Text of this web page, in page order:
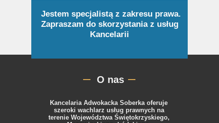
O nas
Kancelaria Adwokacka Soberka oferuje
szeroki wachlarz usług prawnych na
terenie Województwa Świętokrzyskiego,
Jestem specjalistą z zakresu prawa.
Zapraszam do skorzystania z usług
Kancelarii